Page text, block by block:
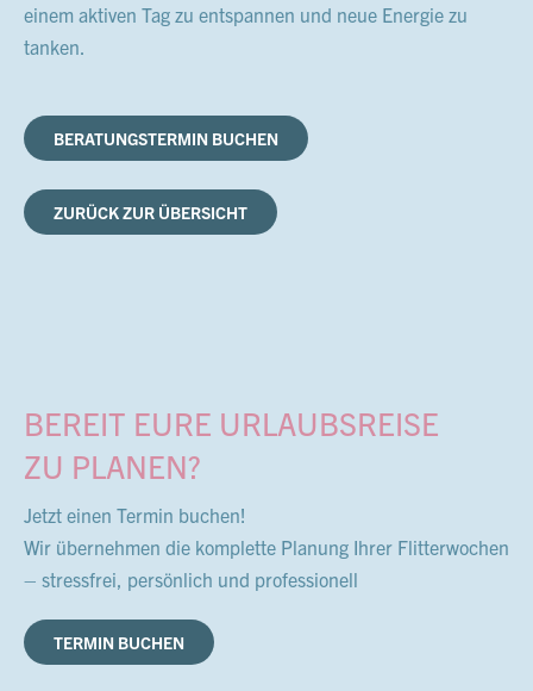
einem aktiven Tag zu entspannen und neue Energie zu
tanken.
BERATUNGSTERMIN BUCHEN
ZURÜCK ZUR ÜBERSICHT
BEREIT EURE URLAUBSREISE
ZU PLANEN?
Jetzt einen Termin buchen!
Wir übernehmen die komplette Planung Ihrer Flitterwochen
– stressfrei, persönlich und professionell
TERMIN BUCHEN